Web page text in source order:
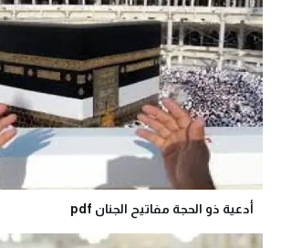
أدعية ذو الحجة مفاتيح الجنان pdf